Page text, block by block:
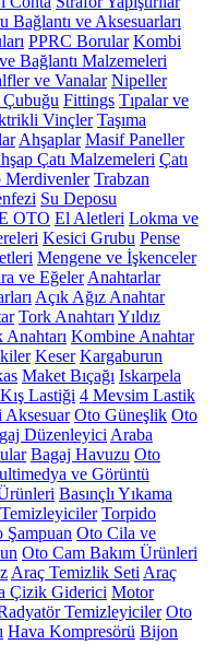
Bağlantı ve Aksesuarları
PPRC Borular Kombi
Bağlantı Malzemeleri
ve Vanalar Nipeller
Çubuğu Fittings Tıpalar ve
Vinçler Taşıma
Ahşaplar Masif Paneller
Çatı Malzemeleri Çatı
Merdivenler Trabzan
Su Deposu
OTO El Aletleri Lokma ve
Kesici Grubu Pense
Mengene ve İşkenceler
ve Eğeler Anahtarlar
Açık Ağız Anahtar
Tork Anahtarı Yıldız
Anahtarı Kombine Anahtar
Keser Kargaburun
Maket Bıçağı Iskarpela
Kış Lastiği 4 Mevsim Lastik
Aksesuar Oto Güneşlik Oto
Düzenleyici Araba
Bagaj Havuzu Oto
ve Görüntü
Basınçlı Yıkama
Temizleyiciler Torpido
Şampuan Oto Cila ve
Oto Cam Bakım Ürünleri
Araç Temizlik Seti Araç
Çizik Giderici Motor
Temizleyiciler Oto
Hava Kompresörü Bijon